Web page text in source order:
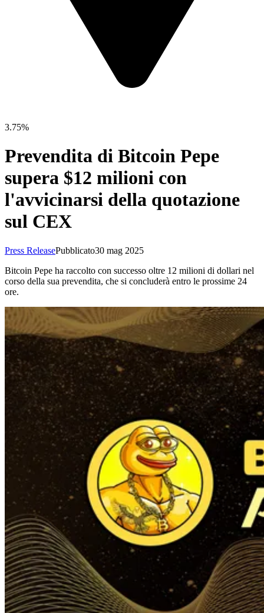
3.75%
Prevendita di Bitcoin Pepe
supera $12 milioni con
l'avvicinarsi della quotazione
sul CEX
Press ReleasePubblicato30 mag 2025
Bitcoin Pepe ha raccolto con successo oltre 12 milioni di dollari nel
corso della sua prevendita, che si concluderà entro le prossime 24
ore.